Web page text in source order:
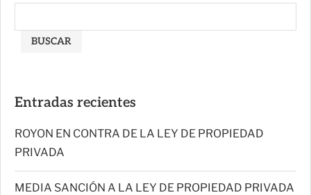
BUSCAR
Entradas recientes
ROYON EN CONTRA DE LA LEY DE PROPIEDAD
PRIVADA
MEDIA SANCIÓN A LA LEY DE PROPIEDAD PRIVADA